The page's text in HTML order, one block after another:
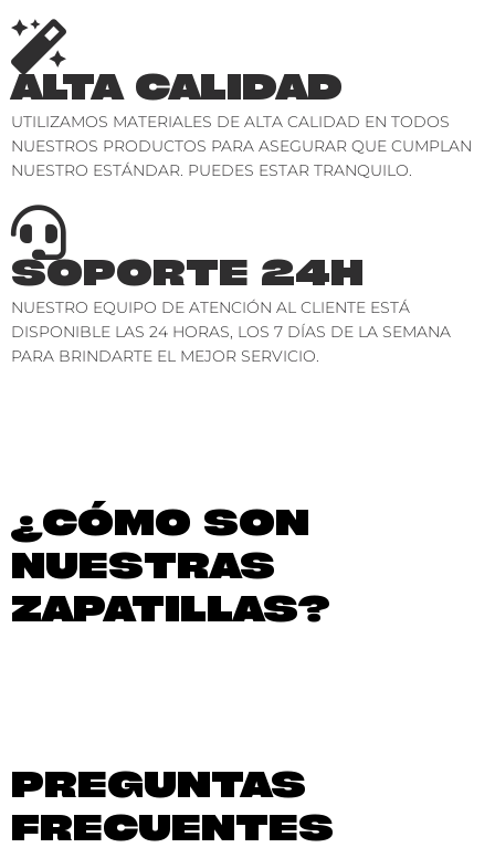
ALTA CALIDAD
UTILIZAMOS MATERIALES DE ALTA CALIDAD EN TODOS
NUESTROS PRODUCTOS PARA ASEGURAR QUE CUMPLAN
NUESTRO ESTÁNDAR. PUEDES ESTAR TRANQUILO.
SOPORTE 24H
NUESTRO EQUIPO DE ATENCIÓN AL CLIENTE ESTÁ
DISPONIBLE LAS 24 HORAS, LOS 7 DÍAS DE LA SEMANA
PARA BRINDARTE EL MEJOR SERVICIO.
¿CÓMO SON
NUESTRAS
ZAPATILLAS?
PREGUNTAS
FRECUENTES